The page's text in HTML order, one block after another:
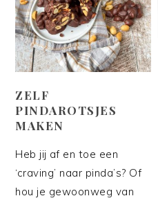
ZELF
PINDAROTSJES
MAKEN
Heb jij af en toe een
‘craving’ naar pinda’s? Of
hou je gewoonweg van